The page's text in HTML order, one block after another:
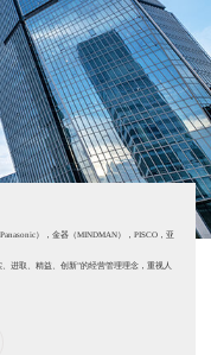
），金器（MINDMAN），PISCO，亚
取、精益、创新”的经营管理理念，重视人